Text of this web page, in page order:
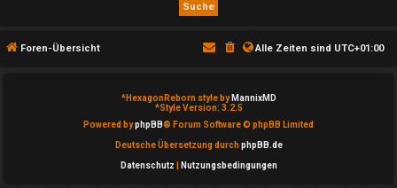
A Foren-Übersicht Alle Zeiten sind UTC+01:00
*HexagonReborn style by MannixMD
*Style Version: 3.2.5
Powered byphpBB® Forum Software © phpBB Limited
Deutsche Übersetzung durch phpBB.de
Datenschutz Nutzungsbedingungen